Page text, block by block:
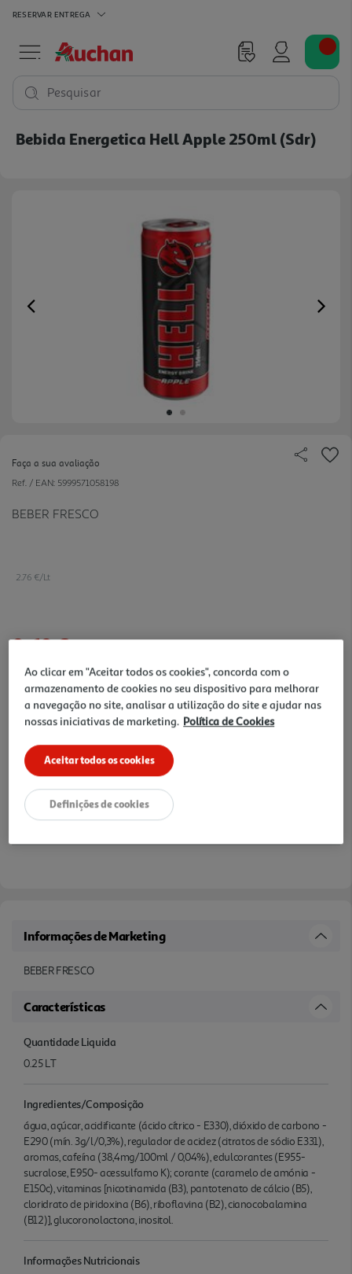
RESERVAR ENTREGA
Pesquisar
Bebida Energetica Hell Apple 250ml (sdr)
Previous
Faça a sua avaliação
Ref. / EAN: 5999571058198
BEBER FRESCO
2.76 €/Lt
0,69 €
Notas de preparação
Informações de Marketing
BEBER FRESCO
Características
Quantidade Liquida
0.25 LT
Ingredientes/Composição
água, açúcar, acidificante (ácido cítrico - E330), dióxido de carbono -
E290 (mín. 3g/l/0,3%), regulador de acidez (citratos de sódio E331),
aromas, cafeína (38,4mg/100ml / 0,04%), edulcorantes (E955-
sucralose, E950- acessulfamo K); corante (caramelo de amónia -
E150c), vitaminas [nicotinamida (B3), pantotenato de cálcio (B5),
cloridrato de piridoxina (B6), riboflavina (B2), cianocobalamina
(B12)], glucoronolactona, inositol.
Informações Nutricionais
Ao clicar em "Aceitar todos os cookies", concorda com o
armazenamento de cookies no seu dispositivo para melhorar
a navegação no site, analisar a utilização do site e ajudar nas
nossas iniciativas de marketing. Política de Cookies
Aceitar todos os cookies
Definições de cookies